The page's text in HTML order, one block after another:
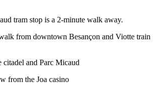
tram stop is a 2-minute walk away.
from downtown Besançon and Viotte train
citadel and Parc Micaud
from the Joa casino